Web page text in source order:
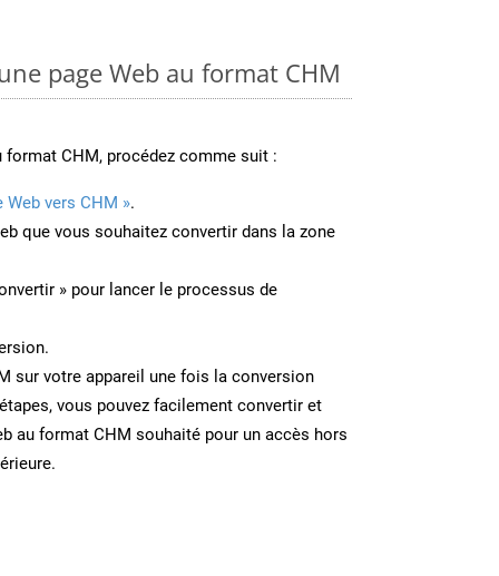
page Web au format CHM
format CHM, procédez comme suit :
Web vers CHM ».
que vous souhaitez convertir dans la zone
» pour lancer le processus de
sur votre appareil une fois la conversion
vous pouvez facilement convertir et
au format CHM souhaité pour un accès hors